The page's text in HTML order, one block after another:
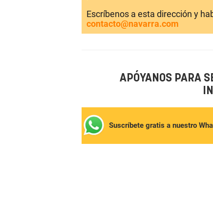
Escríbenos a esta dirección y
contacto@navarra.com
APÓYANOS PARA
Suscríbete gratis a nuestro